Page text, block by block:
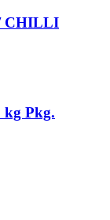
CHILLI
kg Pkg.